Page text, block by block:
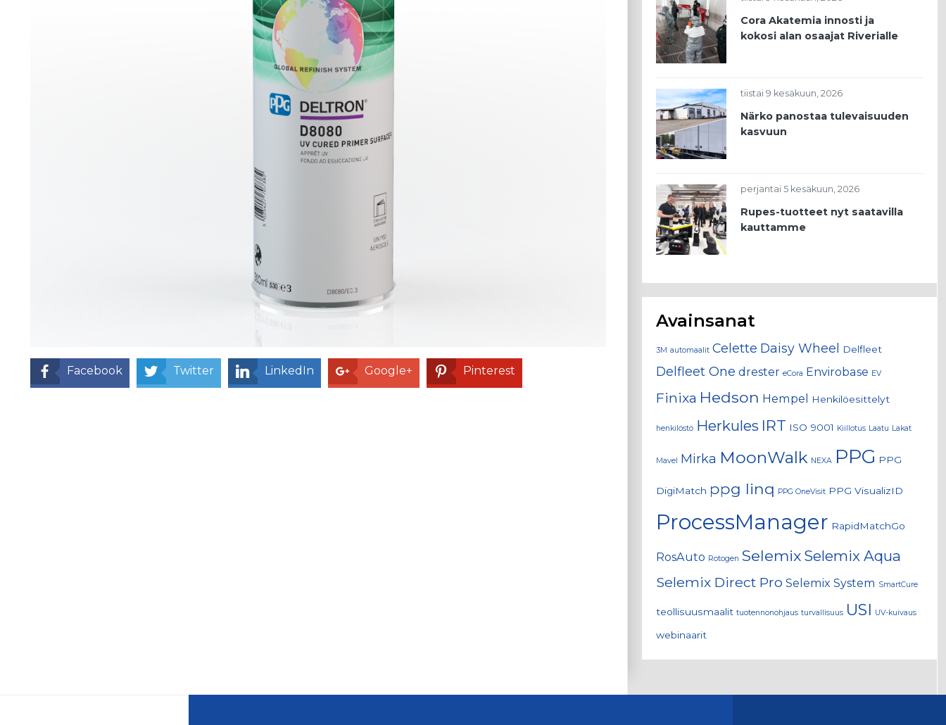
Facebook Twitter LinkedIn Google+ Pinterest
Cora Akatemia innosti ja
kokosi alan osaajat Riverialle
tiistai 9 kesäkuun, 2026
Närko panostaa tulevaisuuden
kasvuun
perjantai 5 kesäkuun, 2026
Rupes-tuotteet nyt saatavilla
kauttamme
Avainsanat
3M automaalit Celette Daisy Wheel Delfleet
Delfleet One drester eCora Envirobase EV
Finixa Hedson Hempel Henkilöesittelyt
henkilöstö Herkules IRT ISO 9001 Kiillotus Laatu Lakat
Mavel Mirka MoonWalk NEXA PPG PPG
DigiMatch ppg linq PPG OneVisit PPG VisualizID
ProcessManager RapidMatchGo
RosAuto Rotogen Selemix Selemix Aqua
Selemix Direct Pro Selemix System SmartCure
teollisuusmaalit tuotennonohjaus turvallisuus USI UV-kuivaus
webinaarit